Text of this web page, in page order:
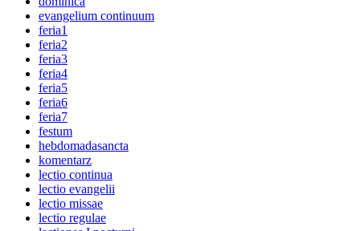
evangelium continuum
feria1
feria2
feria3
feria4
feria5
feria6
feria7
festum
hebdomadasancta
komentarz
lectio continua
lectio evangelii
lectio missae
lectio regulae